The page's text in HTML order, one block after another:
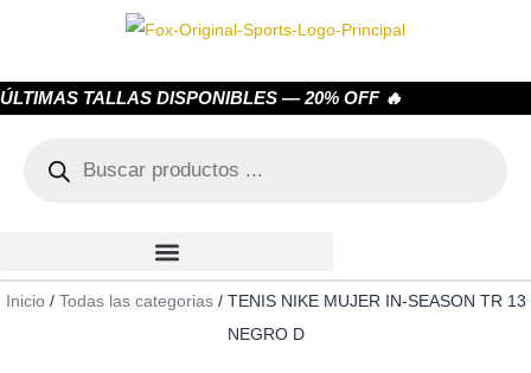
ÚLTIMAS TALLAS DISPONIBLES — 20% OFF 🔥
Inicio/ Todas las categorias/ TENIS NIKE MUJER IN-SEASON TR 13
NEGRO D